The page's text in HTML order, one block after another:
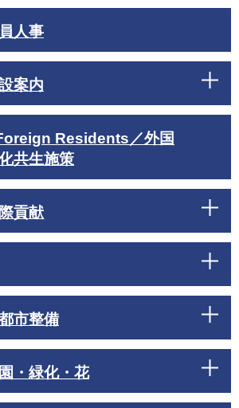
人事
案内
Residents／外国
共生施策
貢献
市整備
・緑化・花